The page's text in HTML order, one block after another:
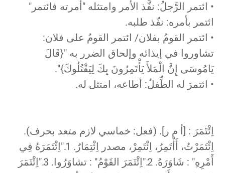
• ائتمر الرَّجلُ: نفَّذ الأمر وامتثله "أمرته فائتمر"
ائتمر بأمره: نفّذ طلبه.
• ائتمر القومُ بفلان/ ائتمر القومُ على فلان:
تشاوروا في إيذائه وإلحاق الضرر به "{قَالَ
يَامُوسَى إِنَّ الْمَلأَ يَأْتَمِرُونَ بِكَ لِيَقْتُلُوكَ}".
• ائتمرَ له الطِّفلُ: أطاعه، امتثل له.
اِئْتَمَرَ : [أ م ر]. (فعل: خماسي لازم متعد بحرف).
اِئْتَمَرْتُ، أَأْتَمِرُ، اِئْتَمِرْ، مصدر اِئْتِمَارٌ. 1."اِئْتَمَرَهُ فِي
أَمْرِهِ" : شَاوَرَهُ. 2."اِئْتَمَرَ القَوْمُ" : تشاوَرُوا. 3."اِئْتَمَرَ